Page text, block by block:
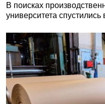
В поисках
университета спустились